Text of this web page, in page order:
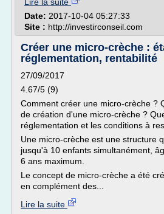
Date: 2017-10-04 05:27:33
Site : http://investirconseil.com
Créer une micro-crèche :
réglementation, rentabilité
27/09/2017
4.67/5 (9)
Comment créer une micro-crèche ?
de création d'une micro-crèche ?
réglementation et les conditions à
Une micro-crèche est une structure
jusqu'à 10 enfants simultanément,
6 ans maximum.
Le concept de micro-crèche a été
en complément des...
Lire la suite